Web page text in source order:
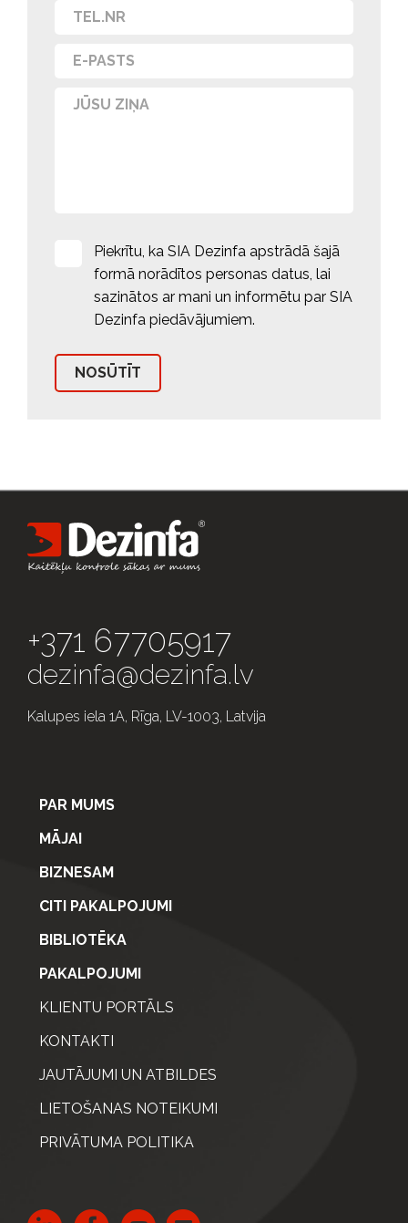
Piekrītu, ka SIA Dezinfa apstrādā šajā
formā norādītos personas datus, lai
sazinātos ar mani un informētu par SIA
Dezinfa piedāvājumiem.
+371 67705917
dezinfa@dezinfa.lv
Kalupes iela 1A, Rīga, LV-1003, Latvija
PAR MUMS
MĀJAI
BIZNESAM
CITI PAKALPOJUMI
BIBLIOTĒKA
PAKALPOJUMI
KLIENTU PORTĀLS
KONTAKTI
JAUTĀJUMI UN ATBILDES
LIETOŠANAS NOTEIKUMI
PRIVĀTUMA POLITIKA